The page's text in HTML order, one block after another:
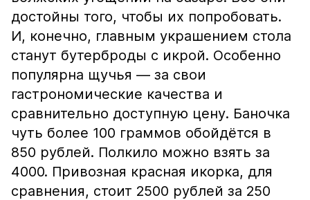
достойны того, чтобы их попробовать.
И, конечно, главным украшением стола
станут бутерброды с икрой. Особенно
популярна щучья — за свои
гастрономические качества и
сравнительно доступную цену. Баночка
чуть более 100 граммов обойдётся в
850 рублей. Полкило можно взять за
4000. Привозная красная икорка, для
сравнения, стоит 2500 рублей за 250